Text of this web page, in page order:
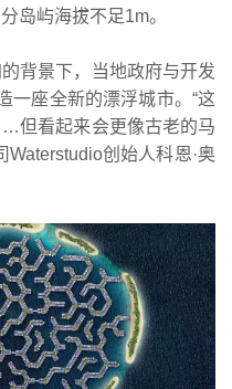
岛屿海拔不足1m。
背景下，当地政府与开发
一座全新的漂浮城市。“这
但看起来会更像古老的马
创始人科恩·奥